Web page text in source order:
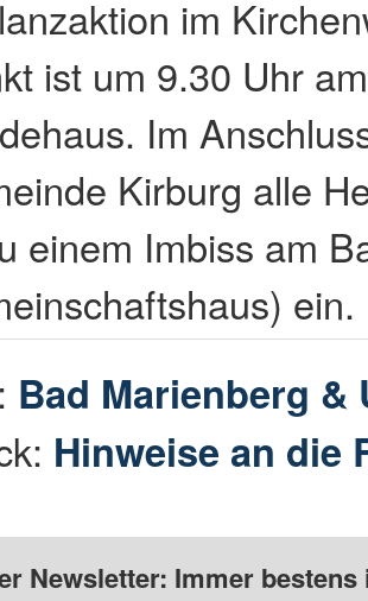
im
ist um 9.30 Uhr
Im
Kirburg alle
einem Imbiss am
Bad Marienberg &
Hinweise an die
Newsletter: Immer